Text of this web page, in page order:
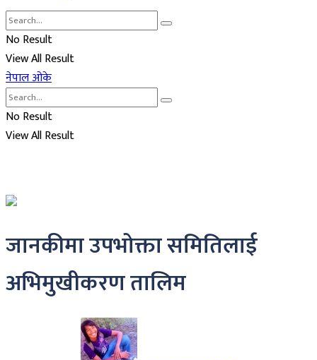
No Result
View All Result
नेपाल ओके
No Result
View All Result
जानकीमा उपभोक्ता समितिलाई
अभिमुखीकरण तालिम